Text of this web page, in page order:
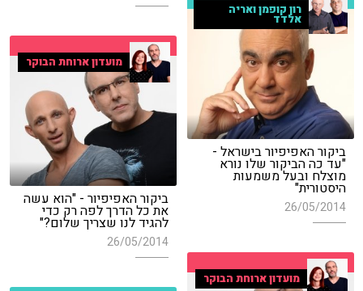
רון קופמן ואריה
אלדד
ביקור האפיפיור בישראל -
"עד כה הביקור שלו נורא
מוצלח ובעל משמעות
היסטורית"
26/05/2014
מועדון ארוחת הבוקר
ביקור האפיפיור - "הוא עשה
את כל הדרך לפה רק כדי
להגיד לנו שצריך שלום?"
26/05/2014
מועדון ארוחת הבוקר